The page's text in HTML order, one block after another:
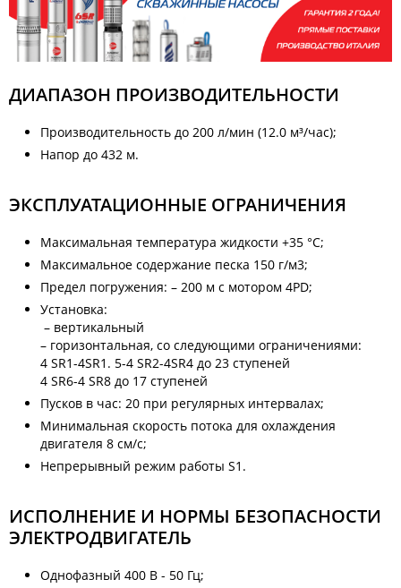
ДИАПАЗОН ПРОИЗВОДИТЕЛЬНОСТИ
Производительность до 200 л/мин (12.0 м³/час);
Напор до 432 м.
ЭКСПЛУАТАЦИОННЫЕ ОГРАНИЧЕНИЯ
Максимальная температура жидкости +35 °C;
Максимальное содержание песка 150 г/м3;
Предел погружения: – 200 м с мотором 4PD;
Установка:
– вертикальный
– горизонтальная, со следующими ограничениями:
4 SR1-4SR1. 5-4 SR2-4SR4 до 23 ступеней
4 SR6-4 SR8 до 17 ступеней
Пусков в час: 20 при регулярных интервалах;
Минимальная скорость потока для охлаждения
двигателя 8 см/с;
Непрерывный режим работы S1.
ИСПОЛНЕНИЕ И НОРМЫ БЕЗОПАСНОСТИ
ЭЛЕКТРОДВИГАТЕЛЬ
Однофазный 400 В - 50 Гц;